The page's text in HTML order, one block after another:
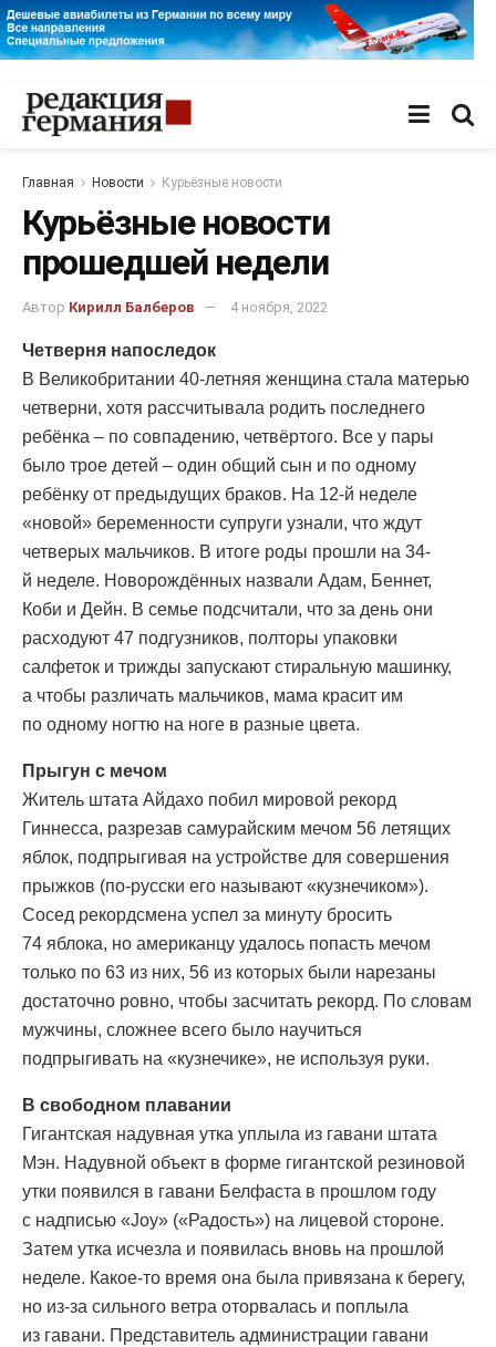
Главная Новости Курьёзные новости
Курьёзные новости
прошедшей недели
Автор Кирилл Балберов 4 ноября, 2022
Четверня напоследок
В Великобритании 40-летняя женщина стала матерью
четверни, хотя рассчитывала родить последнего
ребёнка – по совпадению, четвёртого. Все у пары
было трое детей – один общий сын и по одному
ребёнку от предыдущих браков. На 12-й неделе
«новой» беременности супруги узнали, что ждут
четверых мальчиков. В итоге роды прошли на 34-
й неделе. Новорождённых назвали Адам, Беннет,
Коби и Дейн. В семье подсчитали, что за день они
расходуют 47 подгузников, полторы упаковки
салфеток и трижды запускают стиральную машинку,
а чтобы различать мальчиков, мама красит им
по одному ногтю на ноге в разные цвета.
Прыгун с мечом
Житель штата Айдахо побил мировой рекорд
Гиннесса, разрезав самурайским мечом 56 летящих
яблок, подпрыгивая на устройстве для совершения
прыжков (по-русски его называют «кузнечиком»).
Сосед рекордсмена успел за минуту бросить
74 яблока, но американцу удалось попасть мечом
только по 63 из них, 56 из которых были нарезаны
достаточно ровно, чтобы засчитать рекорд. По словам
мужчины, сложнее всего было научиться
подпрыгивать на «кузнечике», не используя руки.
В свободном плавании
Гигантская надувная утка уплыла из гавани штата
Мэн. Надувной объект в форме гигантской резиновой
утки появился в гавани Белфаста в прошлом году
с надписью «Joy» («Радость») на лицевой стороне.
Затем утка исчезла и появилась вновь на прошлой
неделе. Какое-то время она была привязана к берегу,
но из-за сильного ветра оторвалась и поплыла
из гавани. Представитель администрации гавани